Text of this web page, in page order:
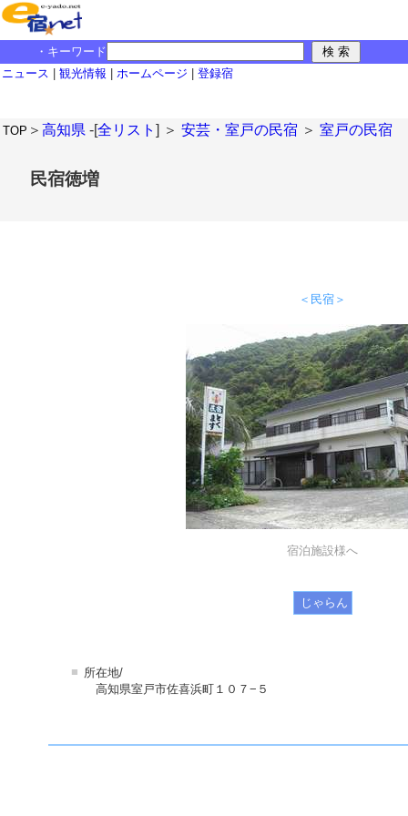
・キーワード
ニュース
観光情報 ホームページ 登録宿
TOP ＞ 高知県 -[全リスト ] ＞ 安芸・室戸の民宿 ＞ 室戸の民宿
民宿徳増
＜民宿＞
宿泊施設様へ
じゃらん
■ 所在地/
高知県室戸市佐喜浜町１０７−５